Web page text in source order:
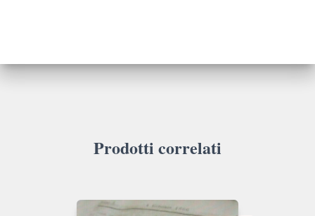
Prodotti correlati